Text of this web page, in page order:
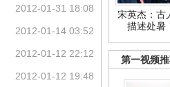
宋英杰：古
描述处暑
第一视频
2012-01-31 18:08
2012-01-14 03:52
2012-01-12 22:12
2012-01-12 19:48